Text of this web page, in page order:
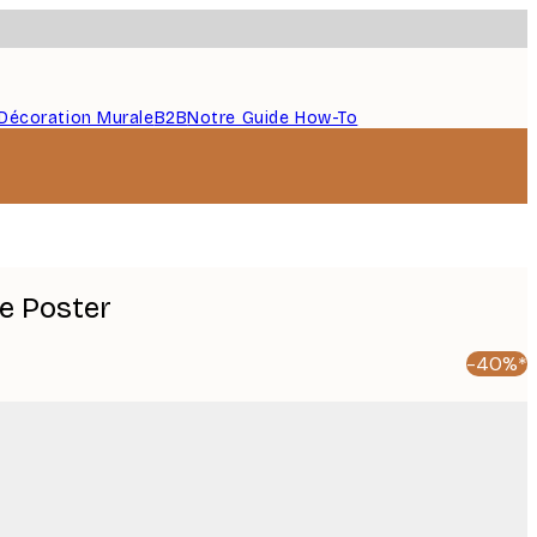
MuraleB2BNotre Guide How-To
Poster
-40%*